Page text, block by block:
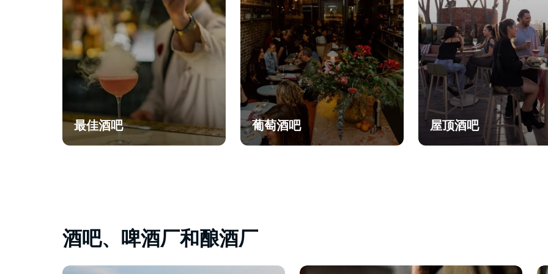
最佳酒吧 葡萄酒吧 屋顶酒吧
酒吧、啤酒厂和酿酒厂